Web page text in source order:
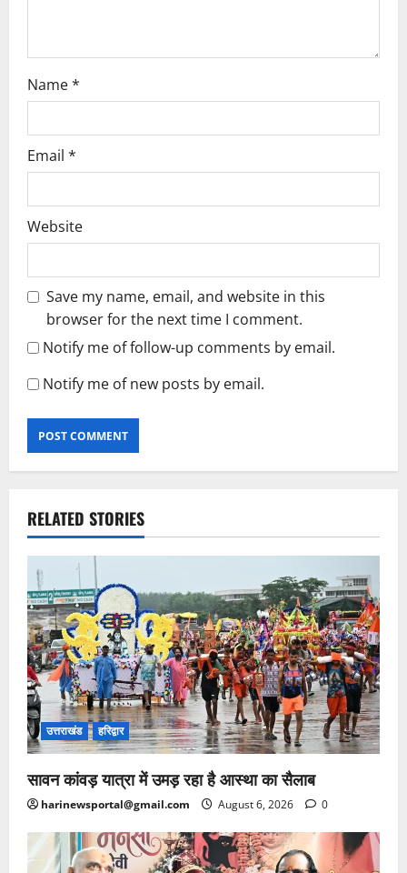
Name*
Email *
Website
Save my name, email, and website in this
browser for the next time I comment.
Notify me of follow-up comments by email.
Notify me of new posts by email.
RELATED STORIES
उत्तराखंड हरिद्वार
सावन कांवड़ यात्रा में उमड़ रहा है आस्था का सैलाब
harinewsportal@gmail.com August 6, 2026 0